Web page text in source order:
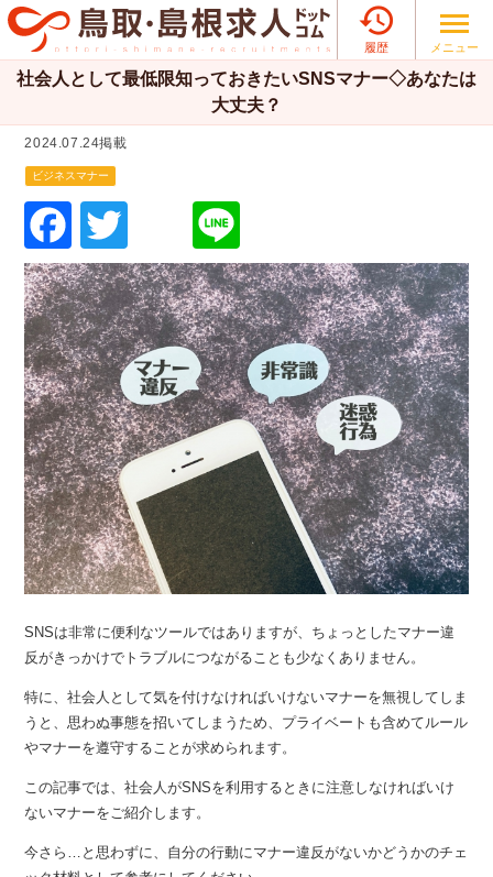

履歴 メニュー
社会人として最低限知っておきたいSNSマナー◇あなたは
大丈夫？
2024.07.24掲載
ビジネスマナー
F
a
c
e
b
o
o
k
wi
tt
er
n
e
SNSは非常に便利なツールではありますが、ちょっとしたマナー違
反がきっかけでトラブルにつながることも少なくありません。
特に、社会人として気を付けなければいけないマナーを無視してしま
うと、思わぬ事態を招いてしまうため、プライベートも含めてルール
やマナーを遵守することが求められます。
この記事では、社会人がSNSを利用するときに注意しなければいけ
ないマナーをご紹介します。
今さら…と思わずに、自分の行動にマナー違反がないかどうかのチェ